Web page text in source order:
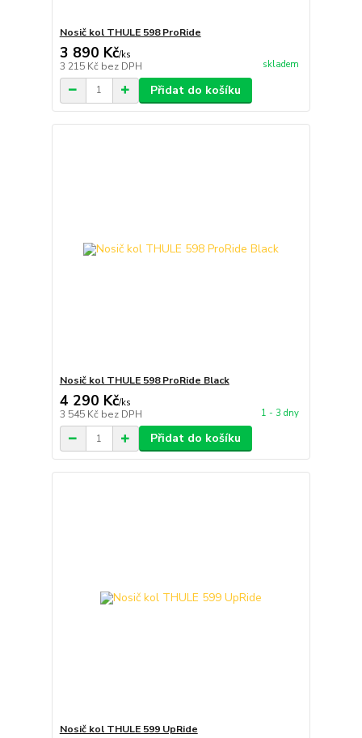
Nosič kol THULE 598 ProRide
3 890 Kč/ks
3 215 Kč bez DPH skladem
Přidat do košíku
Nosič kol THULE 598 ProRide Black
4 290 Kč/ks
3 545 Kč bez DPH 1 - 3 dny
Přidat do košíku
Nosič kol THULE 599 UpRide